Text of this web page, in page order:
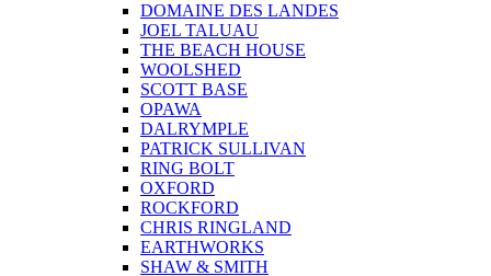
DOMAINE DES LANDES
JOEL TALUAU
THE BEACH HOUSE
WOOLSHED
SCOTT BASE
OPAWA
DALRYMPLE
PATRICK SULLIVAN
RING BOLT
OXFORD
ROCKFORD
CHRIS RINGLAND
EARTHWORKS
SHAW & SMITH